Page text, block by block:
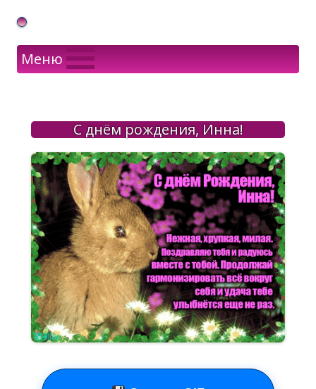
Gif Открытки в подарок
Меню
С днём рождения, Инна!